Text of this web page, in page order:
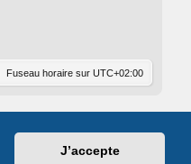
J’accepte
Fuseau horaire sur UTC+02:00